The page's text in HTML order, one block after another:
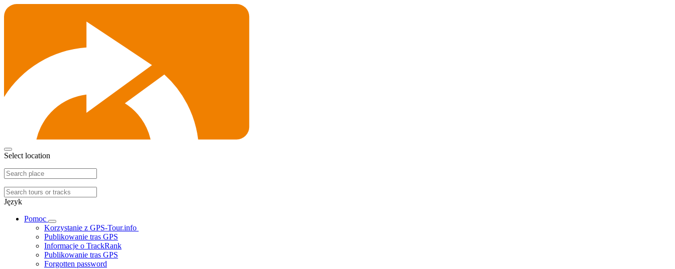
Select location
Język
Pomoc
Korzystanie z GPS-Tour.info
Publikowanie tras GPS
Informacje o TrackRank
Publikowanie tras GPS
Forgotten password